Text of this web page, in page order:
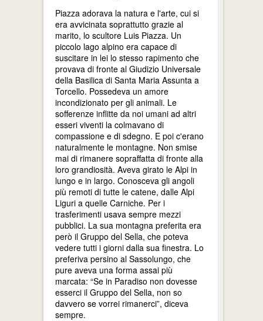
Piazza adorava la natura e l'arte, cui si
era avvicinata soprattutto grazie al
marito, lo scultore Luis Piazza. Un
piccolo lago alpino era capace di
suscitare in lei lo stesso rapimento che
provava di fronte al Giudizio Universale
della Basilica di Santa Maria Assunta a
Torcello. Possedeva un amore
incondizionato per gli animali. Le
sofferenze inflitte da noi umani ad altri
esseri viventi la colmavano di
compassione e di sdegno. E poi c'erano
naturalmente le montagne. Non smise
mai di rimanere sopraffatta di fronte alla
loro grandiosità. Aveva girato le Alpi in
lungo e in largo. Conosceva gli angoli
più remoti di tutte le catene, dalle Alpi
Liguri a quelle Carniche. Per i
trasferimenti usava sempre mezzi
pubblici. La sua montagna preferita era
però il Gruppo del Sella, che poteva
vedere tutti i giorni dalla sua finestra. Lo
preferiva persino al Sassolungo, che
pure aveva una forma assai più
marcata: “Se in Paradiso non dovesse
esserci il Gruppo del Sella, non so
davvero se vorrei rimanerci”, diceva
sempre.